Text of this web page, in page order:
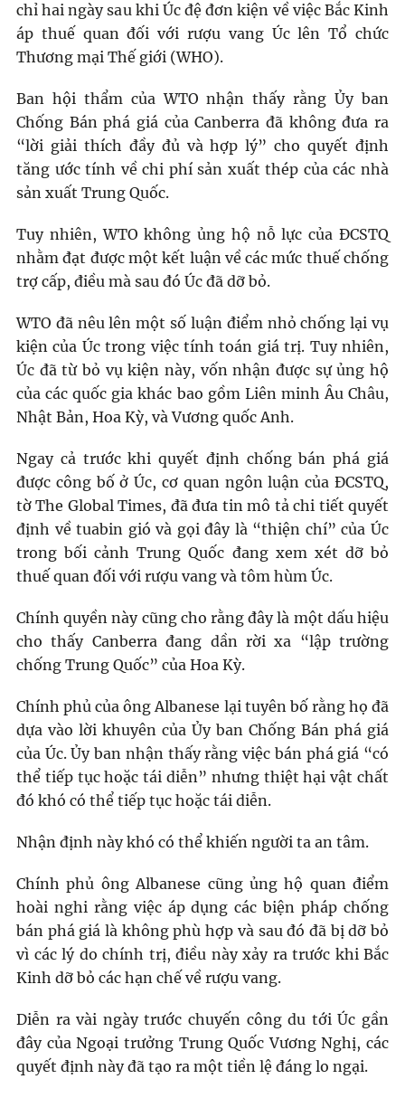
chỉ hai ngày sau khi Úc đệ đơn kiện về việc Bắc Kinh
áp thuế quan đối với rượu vang Úc lên Tổ chức
Thương mại Thế giới (WHO).
Ban hội thẩm của WTO nhận thấy rằng Ủy ban
Chống Bán phá giá của Canberra đã không đưa ra
“lời giải thích đầy đủ và hợp lý” cho quyết định
tăng ước tính về chi phí sản xuất thép của các nhà
sản xuất Trung Quốc.
Tuy nhiên, WTO không ủng hộ nỗ lực của ĐCSTQ
nhằm đạt được một kết luận về các mức thuế chống
trợ cấp, điều mà sau đó Úc đã dỡ bỏ.
WTO đã nêu lên một số luận điểm nhỏ chống lại vụ
kiện của Úc trong việc tính toán giá trị. Tuy nhiên,
Úc đã từ bỏ vụ kiện này, vốn nhận được sự ủng hộ
của các quốc gia khác bao gồm Liên minh Âu Châu,
Nhật Bản, Hoa Kỳ, và Vương quốc Anh.
Ngay cả trước khi quyết định chống bán phá giá
được công bố ở Úc, cơ quan ngôn luận của ĐCSTQ,
tờ The Global Times, đã đưa tin mô tả chi tiết quyết
định về tuabin gió và gọi đây là “thiện chí” của Úc
trong bối cảnh Trung Quốc đang xem xét dỡ bỏ
thuế quan đối với rượu vang và tôm hùm Úc.
Chính quyền này cũng cho rằng đây là một dấu hiệu
cho thấy Canberra đang dần rời xa “lập trường
chống Trung Quốc” của Hoa Kỳ.
Chính phủ của ông Albanese lại tuyên bố rằng họ đã
dựa vào lời khuyên của Ủy ban Chống Bán phá giá
của Úc. Ủy ban nhận thấy rằng việc bán phá giá “có
thể tiếp tục hoặc tái diễn” nhưng thiệt hại vật chất
đó khó có thể tiếp tục hoặc tái diễn.
Nhận định này khó có thể khiến người ta an tâm.
Chính phủ ông Albanese cũng ủng hộ quan điểm
hoài nghi rằng việc áp dụng các biện pháp chống
bán phá giá là không phù hợp và sau đó đã bị dỡ bỏ
vì các lý do chính trị, điều này xảy ra trước khi Bắc
Kinh dỡ bỏ các hạn chế về rượu vang.
Diễn ra vài ngày trước chuyến công du tới Úc gần
đây của Ngoại trưởng Trung Quốc Vương Nghị, các
quyết định này đã tạo ra một tiền lệ đáng lo ngại.